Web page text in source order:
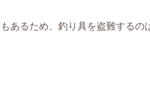
あるため、釣り具を盗難するの